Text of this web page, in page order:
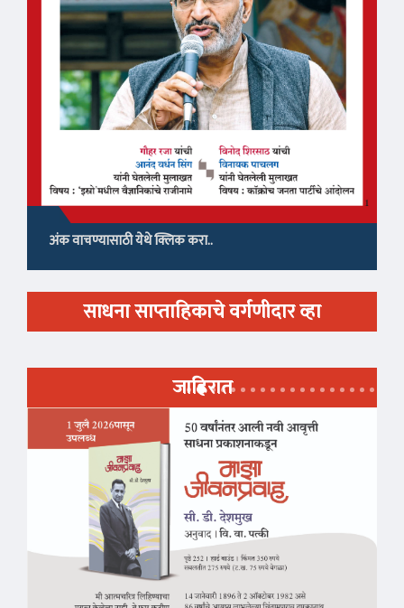
अंक वाचण्यासाठी येथे क्लिक करा..
साधना साप्ताहिकाचे वर्गणीदार व्हा
जाहिरात